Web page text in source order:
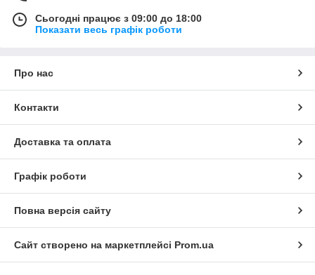
Сьогодні працює з 09:00 до 18:00
Показати весь графік роботи
Про нас
Контакти
Доставка та оплата
Графік роботи
Повна версія сайту
Сайт створено на маркетплейсі Prom.ua